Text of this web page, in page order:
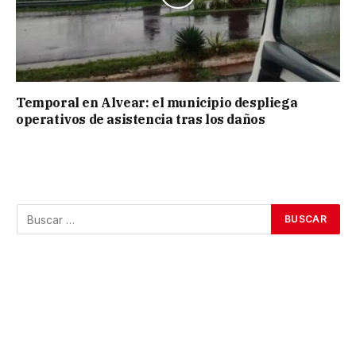
Temporal en Alvear: el municipio despliega
operativos de asistencia tras los daños